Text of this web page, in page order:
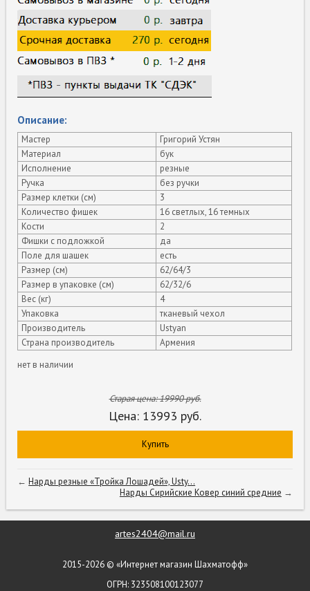
Описание:
Мастер
Григорий Устян
Материал
бук
Исполнение
резные
Ручка
без ручки
Размер клетки (см)
3
Количество фишек
16 светлых, 16 темных
Кости
2
Фишки с подложкой
да
Поле для шашек
есть
Размер (см)
62/64/3
Размер в упаковке (см)
62/32/6
Вес (кг)
4
Упаковка
тканевый чехол
Производитель
Ustyan
Страна производитель
Армения
нет в наличии
Старая цена:19990руб.
Цена: 13993 руб.
Купить
←Нарды резные «Тройка Лошадей», Usty...
Нарды Сирийские Ковер синий средние →
artes2404@mail.ru
2015-2026 © «Интернет магазин Шахматофф»
ОГРН: 323508100123077